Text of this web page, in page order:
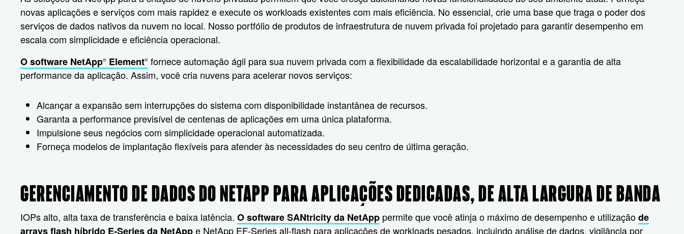
novas aplicações e serviços com mais rapidez e execute os workloads existentes com mais eficiência. No essencial, crie uma base que traga o poder dos
serviços de dados nativos da nuvem no local. Nosso portfólio de produtos de infraestrutura de nuvem privada foi projetado para garantir desempenho em
escala com simplicidade e eficiência operacional.
O software NetApp® Element® fornece automação ágil para sua nuvem privada com a flexibilidade da escalabilidade horizontal e a garantia de alta
performance da aplicação. Assim, você cria nuvens para acelerar novos serviços:
Alcançar a expansão sem interrupções do sistema com disponibilidade instantânea de recursos.
Garanta a performance previsível de centenas de aplicações em uma única plataforma.
Impulsione seus negócios com simplicidade operacional automatizada.
Forneça modelos de implantação flexíveis para atender às necessidades do seu centro de última geração.
GERENCIAMENTO DE DADOS DO NETAPP PARA APLICAÇÕES DEDICADAS, DE ALTA LARGURA DE BANDA
IOPs alto, alta taxa de transferência e baixa latência. O software SANtricity da NetApp permite que você atinja o máximo de desempenho e utilizaçãode
arrays flash híbrido E-Series da NetAppe NetApp EF-Series all-flash para aplicações de workloads pesados, incluindo análise de dados, vigilância por